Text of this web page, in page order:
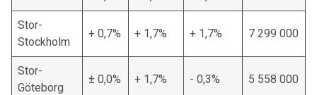
Stor-
Stockholm
+ 0,7% + 1,7% + 1,7% 7 299 000
Stor-
Göteborg
± 0,0% + 1,7% - 0,3% 5 558 000